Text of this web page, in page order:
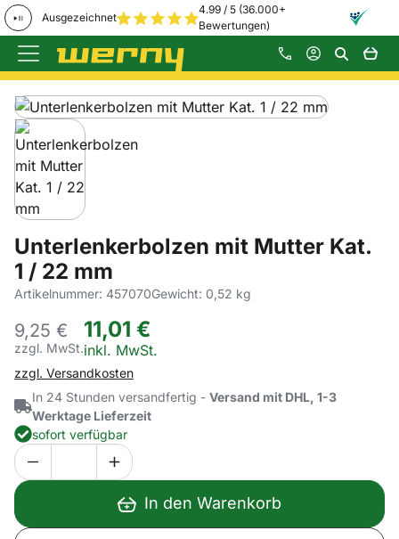
Ausgezeichnet
4.99 / 5 (36.000+
Bewertungen)
Zum Hauptinhalt springen
Produktgalerie
Zur Kaufbox springen
Unterlenkerbolzen mit Mutter Kat.
1 / 22 mm
Artikelnummer: 457070Gewicht: 0,52 kg
9,25 €
zzgl. MwSt.
11,01 €
Steuerhinweis:
inkl. MwSt.
zzgl. Versandkosten
In 24 Stunden versandfertig - Versand mit DHL, 1-3
Werktage Lieferzeit
sofort verfügbar
In den Warenkorb